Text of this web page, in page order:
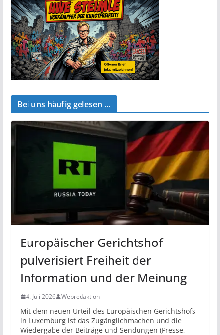
Bei uns häufig gelesen …
Europäischer Gerichtshof
pulverisiert Freiheit der
Information und der Meinung
4. Juli 2026 Webredaktion
Mit dem neuen Urteil des Europäischen Gerichtshofs
in Luxemburg ist das Zugänglichmachen und die
Wiedergabe der Beiträge und Sendungen (Presse,